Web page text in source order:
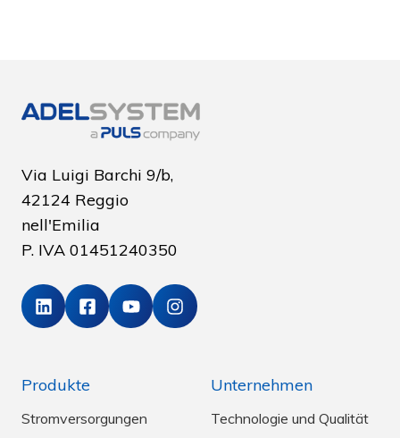
Via Luigi Barchi 9/b,
42124 Reggio
nell'Emilia
P. IVA 01451240350
Produkte
Stromversorgungen
Unternehmen
Technologie und Qualität